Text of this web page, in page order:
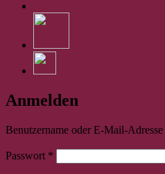
Anmelden
Benutzername oder E-Mail-Adresse
Passwort *